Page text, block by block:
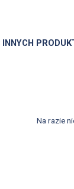
INNYCH
Na razie